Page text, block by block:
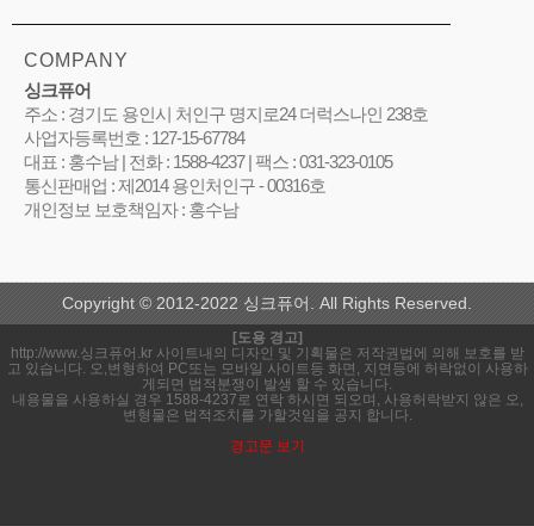
COMPANY
싱크퓨어
주소 : 경기도 용인시 처인구 명지로24 더럭스나인 238호
사업자등록번호 : 127-15-67784
대표 : 홍수남 | 전화 : 1588-4237 | 팩스 : 031-323-0105
통신판매업 : 제2014 용인처인구 - 00316호
개인정보 보호책임자 : 홍수남
Copyright © 2012-2022 싱크퓨어. All Rights Reserved.
[도용 경고]
http://www.싱크퓨어.kr 사이트내의 디자인 및 기획물은 저작권법에 의해 보호를 받
고 있습니다. 오,변형하여 PC또는 모바일 사이트등 화면, 지면등에 허락없이 사용하
게되면 법적분쟁이 발생 할 수 있습니다.
내용물을 사용하실 경우 1588-4237로 연락 하시면 되오며, 사용허락받지 않은 오,
변형물은 법적조치를 가할것임을 공지 합니다.
경고문 보기